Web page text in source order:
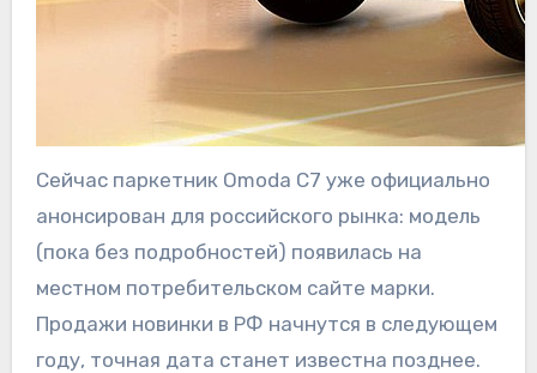
Сейчас паркетник Omoda C7 уже официально
анонсирован для российского рынка: модель
(пока без подробностей) появилась на
местном потребительском сайте марки.
Продажи новинки в РФ начнутся в следующем
году, точная дата станет известна позднее.